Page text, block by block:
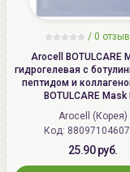
/ 0
Arocell BOTULCARE
гидрогелевая с
пептидом и
BOTULCARE Mask
Arocell (Корея)
Код:
25.90 руб.